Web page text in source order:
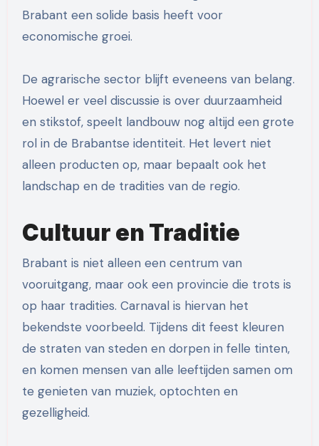
Brabant een solide basis heeft voor
economische groei.
De agrarische sector blijft eveneens van belang.
Hoewel er veel discussie is over duurzaamheid
en stikstof, speelt landbouw nog altijd een grote
rol in de Brabantse identiteit. Het levert niet
alleen producten op, maar bepaalt ook het
landschap en de tradities van de regio.
Cultuur en Traditie
Brabant is niet alleen een centrum van
vooruitgang, maar ook een provincie die trots is
op haar tradities. Carnaval is hiervan het
bekendste voorbeeld. Tijdens dit feest kleuren
de straten van steden en dorpen in felle tinten,
en komen mensen van alle leeftijden samen om
te genieten van muziek, optochten en
gezelligheid.